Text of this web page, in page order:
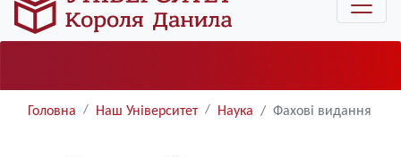
Головна Наш Університет Наука Фахові видання